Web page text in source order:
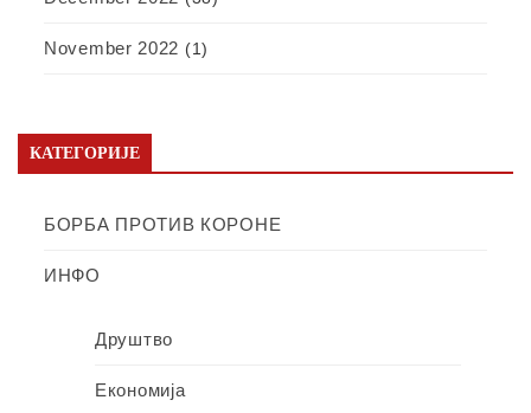
November 2022 (1)
КАТЕГОРИЈЕ
БОРБА ПРОТИВ КОРОНЕ
ИНФО
Друштво
Економија